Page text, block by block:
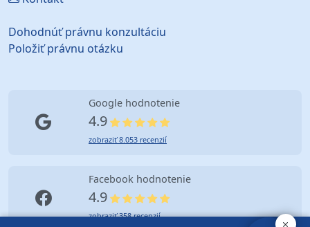
Dohodnúť právnu konzultáciu
Položiť právnu otázku
Google hodnotenie
4.9
zobraziť 8.053 recenzií
Facebook hodnotenie
4.9
zobraziť 358 recenzií